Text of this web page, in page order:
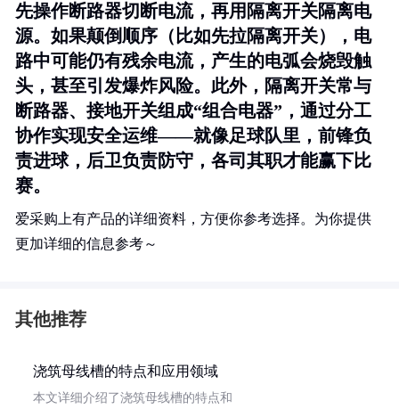
先操作断路器切断电流，再用隔离开关隔离电
源。如果颠倒顺序（比如先拉隔离开关），电
路中可能仍有残余电流，产生的电弧会烧毁触
头，甚至引发爆炸风险。此外，隔离开关常与
断路器、接地开关组成“组合电器”，通过分工
协作实现安全运维——就像足球队里，前锋负
责进球，后卫负责防守，各司其职才能赢下比
赛。
爱采购上有产品的详细资料，方便你参考选择。为你提供
更加详细的信息参考～
其他推荐
浇筑母线槽的特点和应用领域
本文详细介绍了浇筑母线槽的特点和